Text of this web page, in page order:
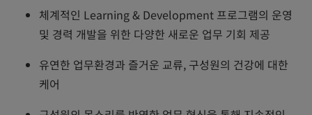
체계적인 Learning & Development 프로그램의 운영
및 경력 개발을 위한 다양한 새로운 업무 기회 제공
유연한 업무환경과 즐거운 교류, 구성원의 건강에 대한
케어